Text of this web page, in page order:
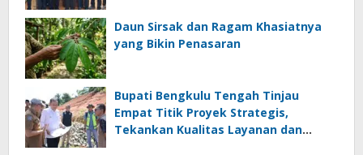
Daun Sirsak dan Ragam Khasiatnya
yang Bikin Penasaran
Bupati Bengkulu Tengah Tinjau
Empat Titik Proyek Strategis,
Tekankan Kualitas Layanan dan